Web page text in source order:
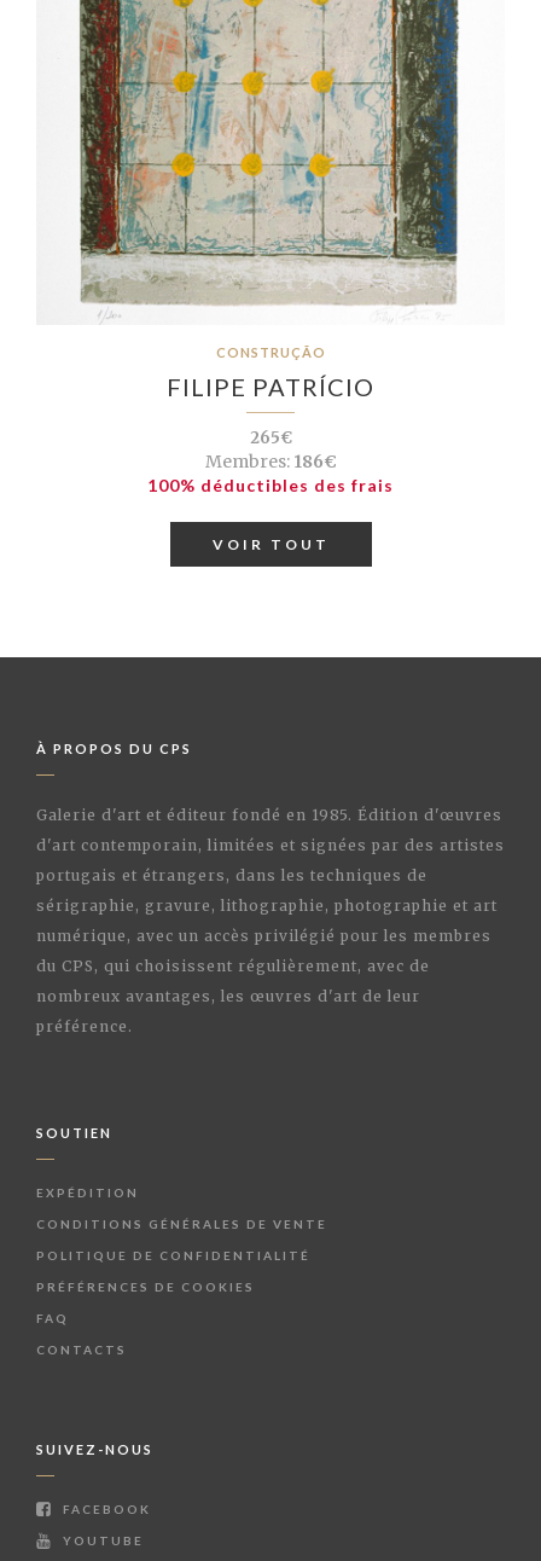
CONSTRUÇÃO
FILIPE PATRÍCIO
265€
Membres:186€
100% déductibles des frais
VOIR TOUT
À PROPOS DU CPS
Galerie d'art et éditeur fondé en 1985. Édition d'œuvres
d'art contemporain, limitées et signées par des artistes
portugais et étrangers, dans les techniques de
sérigraphie, gravure, lithographie, photographie et art
numérique, avec un accès privilégié pour les membres
du CPS, qui choisissent régulièrement, avec de
nombreux avantages, les œuvres d'art de leur
préférence.
SOUTIEN
EXPÉDITION
CONDITIONS GÉNÉRALES DE VENTE
POLITIQUE DE CONFIDENTIALITÉ
PRÉFÉRENCES DE COOKIES
FAQ
CONTACTS
SUIVEZ-NOUS
FACEBOOK
YOUTUBE